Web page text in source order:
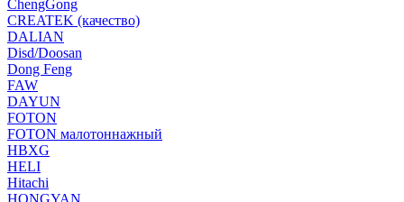
ChengGong
CREATEK (качество)
DALIAN
Disd/Doosan
Dong Feng
FAW
DAYUN
FOTON
FOTON малотоннажный
HBXG
HELI
Hitachi
HONGYAN